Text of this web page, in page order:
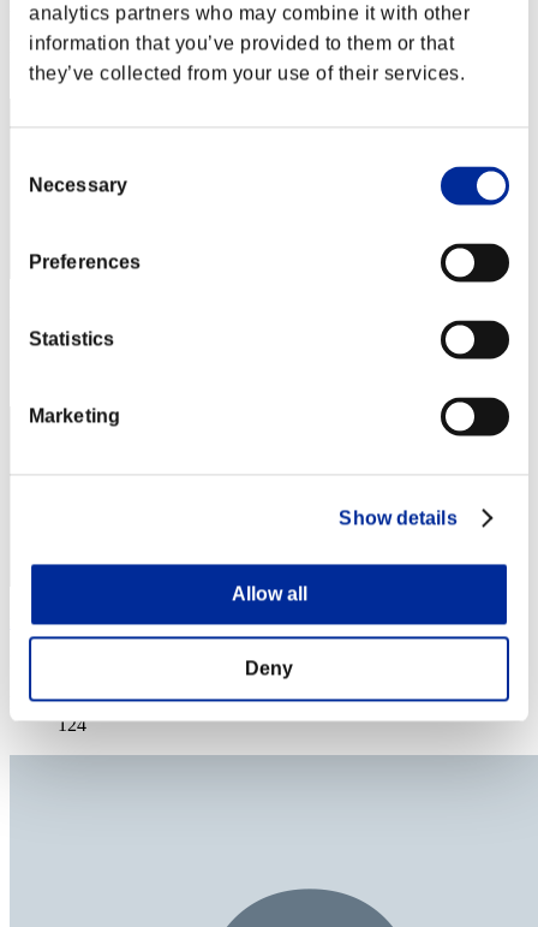
analytics partners who may combine it with other
information that you’ve provided to them or that
they’ve collected from your use of their services.
Selection
Necessary
Preferences
Statistics
Marketing
Show details
Allow all
Deny
Punteggio: -
Posizione
122
no name
Posizione
124